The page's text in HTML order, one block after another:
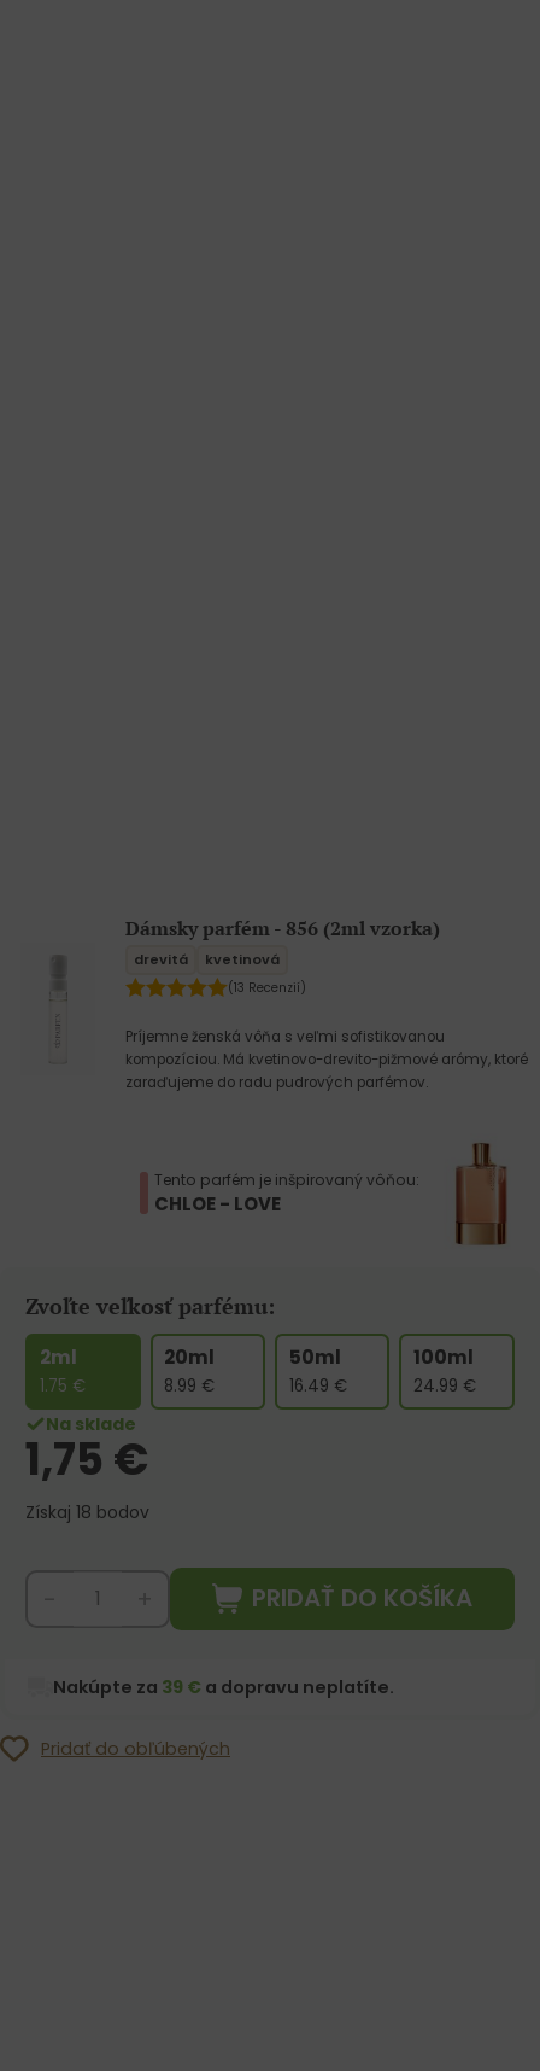
Dámsky parfém - 856 (2ml vzorka)
drevitá kvetinová
(13 Recenzií)
Príjemne ženská vôňa s veľmi sofistikovanou
kompozíciou. Má kvetinovo-drevito-pižmové arómy, ktoré
zaraďujeme do radu pudrových parfémov.
Tento parfém je inšpirovaný vôňou:
CHLOE - LOVE
Zvoľte veľkosť parfému:
2ml
1.75 €
20ml
8.99 €
50ml
16.49 €
100ml
24.99 €
Na sklade
1,75 €
Získaj 18 bodov
PRIDAŤ DO KOŠÍKA
Nakúpte za 39 € a dopravu neplatíte.
Pridať do obľúbených